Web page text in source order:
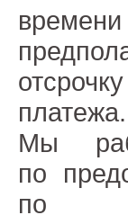
отсрочку
платежа.
Мы
по
по